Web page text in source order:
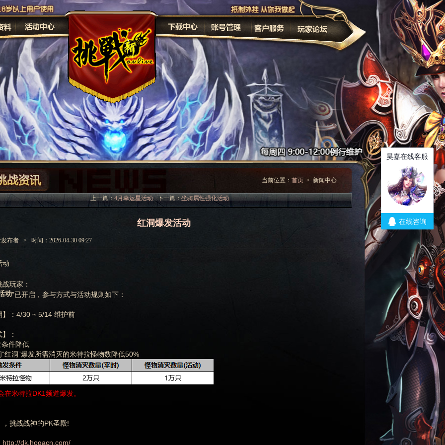
原画
修改密码
家长监护
当前位置： 首页 > 新闻中心
上一篇：4月幸运星活动下一篇：坐骑属性强化活动
红洞爆发活动
发布者 > 时间：2026-04-30 09:27
动
玩家：
动”已开启，参与方式与活动规则如下：
】：4/30 ~ 5/14 维护前
：
件降低
红洞”爆发所需消灭的米特拉怪物数降低50%
米特拉DK1频道爆发。
，挑战战神的PK圣殿!
http://dk.hogacn.com/